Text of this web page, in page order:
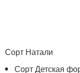
Сорт Натали
Сорт Детская